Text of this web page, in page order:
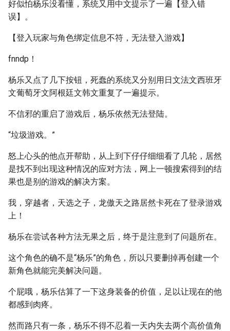
好似怕杨乐没看懂，系统又用中文提示了一遍【登入错
误】。
【登入玩家与角色绑定信息不符，无法登入游戏】
fnndp！
杨乐又点了几下按钮，死蠢的系统又分别用日文法文西班牙
文葡萄牙文阿根廷文韩文重复了一遍提示。
不信邪的重启了游戏后，杨乐依然无法登陆。
“垃圾游戏。”
怒上心头的他点开帮助，从上到下仔仔细细看了几轮，居然
是找不到出现这种情况的应对方法，网上一顿搜索得到的结
果也是别的游戏的解决方案。
我，穿越者，天选之子，龙傲天之路居然卡死在了登录游戏
上！
杨乐在尝试各种方法无果之后，终于是注意到了问题所在。
这个角色的确不是“杨乐”的角色，所以只要删掉再创建一个
新角色就能完美解决问题。
个屁哦，杨乐估算了一下这身装备的价值，足以让现在的他
都感到肉疼。
然而路只有一条，杨乐不得不忍着一天内失去两个高价值角